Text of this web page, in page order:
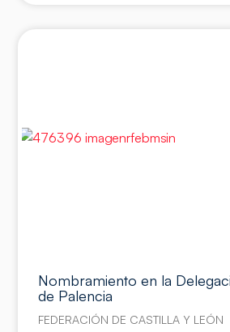
Nombramiento en la
de Palencia
FEDERACIÓN DE CASTILLA Y LEÓN